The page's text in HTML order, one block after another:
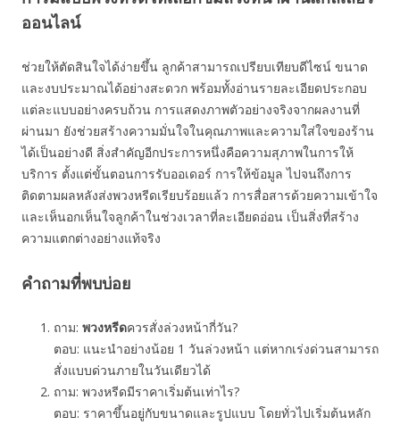
ออนไลน์
ช่วยให้ตัดสินใจได้ง่ายขึ้น ลูกค้าสามารถเปรียบเทียบดีไซน์ ขนาด
และงบประมาณได้อย่างสะดวก พร้อมทั้งอ่านรายละเอียดประกอบ
แต่ละแบบอย่างครบถ้วน การแสดงภาพตัวอย่างจริงจากผลงานที่
ผ่านมา ยังช่วยสร้างความมั่นใจในคุณภาพและความใส่ใจของร้าน
ได้เป็นอย่างดี สิ่งสำคัญอีกประการหนึ่งคือความสุภาพในการให้
บริการ ตั้งแต่ขั้นตอนการรับออเดอร์ การให้ข้อมูล ไปจนถึงการ
ติดตามผลหลังส่งพวงหรีดเรียบร้อยแล้ว การสื่อสารด้วยความเข้าใจ
และเห็นอกเห็นใจลูกค้าในช่วงเวลาที่ละเอียดอ่อน เป็นสิ่งที่สร้าง
ความแตกต่างอย่างแท้จริง
คำถามที่พบบ่อย
ถาม: พวงหรีดควรสั่งล่วงหน้ากี่วัน?
ตอบ: แนะนำอย่างน้อย 1 วันล่วงหน้า แต่หากเร่งด่วนสามารถ
สั่งแบบด่วนภายในวันเดียวได้
ถาม: พวงหรีดมีราคาเริ่มต้นเท่าไร?
ตอบ: ราคาขึ้นอยู่กับขนาดและรูปแบบ โดยทั่วไปเริ่มต้นหลัก